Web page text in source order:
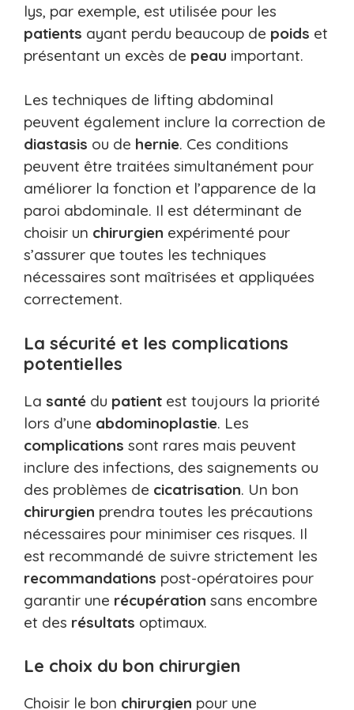
lys, par exemple, est utilisée pour les
patients ayant perdu beaucoup de poids et
présentant un excès de peau important.
Les techniques de lifting abdominal
peuvent également inclure la correction de
diastasis ou de hernie. Ces conditions
peuvent être traitées simultanément pour
améliorer la fonction et l’apparence de la
paroi abdominale. Il est déterminant de
choisir un chirurgien expérimenté pour
s’assurer que toutes les techniques
nécessaires sont maîtrisées et appliquées
correctement.
La sécurité et les complications
potentielles
La santé du patient est toujours la priorité
lors d’une abdominoplastie. Les
complications sont rares mais peuvent
inclure des infections, des saignements ou
des problèmes de cicatrisation. Un bon
chirurgien prendra toutes les précautions
nécessaires pour minimiser ces risques. Il
est recommandé de suivre strictement les
recommandations post-opératoires pour
garantir une récupération sans encombre
et des résultats optimaux.
Le choix du bon chirurgien
Choisir le bon chirurgien pour une